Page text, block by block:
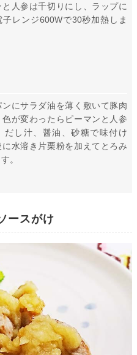
と人参は千切りにし、ラップに
子レンジ600Wで30秒加熱しま
ンにサラダ油を薄く敷いて豚肉
色が変わったらピーマンと人参
だし汁、醤油、砂糖で味付け
に水溶き片栗粉を加えてとろみ
。
ースがけ